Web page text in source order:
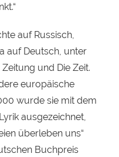
auf Russisch,
auf Deutsch, unter
und Die Zeit.
europäische
wurde sie mit dem
ausgezeichnet,
überleben uns“
Buchpreis